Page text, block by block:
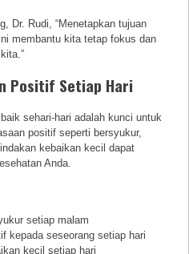
Dr. Rudi, “Menetapkan tujuan
membantu kita tetap fokus dan
Positif Setiap Hari
sehari-hari adalah kunci untuk
positif seperti bersyukur,
kebaikan kecil dapat
Anda.
setiap malam
kepada seseorang setiap hari
kecil setiap hari